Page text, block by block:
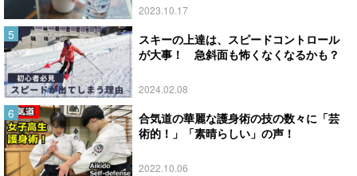
2023.10.17
スキーの上達は、スピードコントロール
が大事！ 急斜面も怖くなくなるかも？
2024.02.08
合気道の華麗な護身術の技の数々に「芸
術的！」「素晴らしい」の声！
2022.10.06